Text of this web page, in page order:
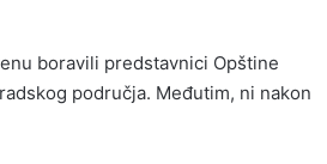
boravili predstavnici Opštine
područja. Međutim, ni nakon